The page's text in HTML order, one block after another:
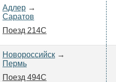
Адлер →
Саратов
Поезд 214С
Новороссийск →
Пермь
Поезд 494С